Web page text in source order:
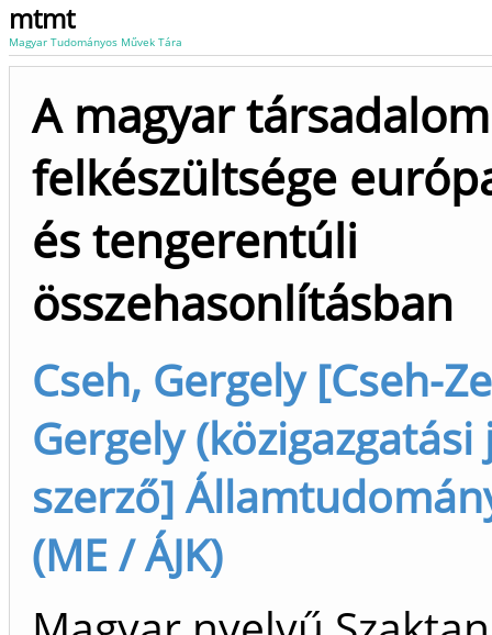
mtmt
Magyar Tudományos Művek Tára
A magyar
felkészültsége
és tengerentúli
összehasonlításban
Cseh, Gergely [Cseh-
Gergely (közigazgatási
szerző]
(ME / ÁJK)